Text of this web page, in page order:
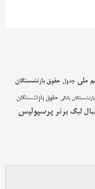
ملی جدول حقوق بازنشستگان
بانکی حقوق بازنشستگان
لیگ برتر پرسپولیس